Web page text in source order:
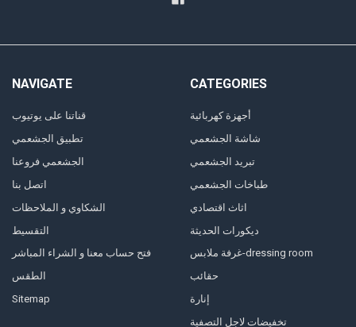
NAVIGATE
قناتنا على يوتيوب
تطبيق الجشعمي
الجشعمي فروعنا
اتصل بنا
الشكاوي و الملاحظات
التقسيط
فتح حساب معنا و الشراء المباشر
الطقس
Sitemap
CATEGORIES
أجهزة كهربائية
شاشة الجشعمي
تبريد الجشعمي
طباخات الجشعمي
اثاث اقتصادي
ديكورات الحديثة
غرفة ملابس-dressing room
حقائب
إنارة
تخفيضات لاجل التصفية